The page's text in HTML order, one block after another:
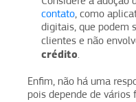
contato, como
digitais, que podem
clientes e não
crédito.
Enfim, não há uma
pois depende de vários